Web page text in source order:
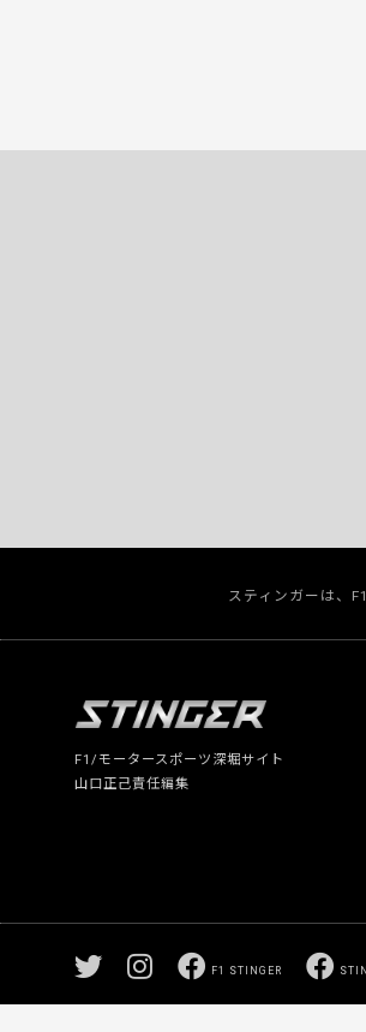
スティンガーは、
F1/モータースポーツ深堀サイト
山口正己責任編集
F1 STINGER